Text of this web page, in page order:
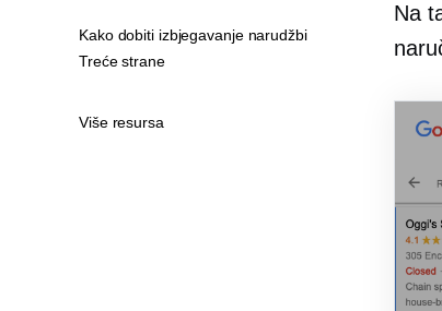
Na
Kako dobiti izbjegavanje narudžbi
Treće strane
Više resursa